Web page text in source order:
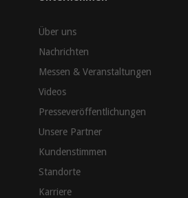
Über uns
Nachrichten
Messen & Veranstaltungen
Videos
Presseveröffentlichungen
Unsere Partner
Kundenstimmen
Standorte
Karriere